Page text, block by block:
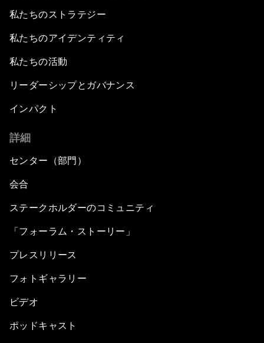
私たちのストラテジー
私たちのアイデンティティ
私たちの活動
リーダーシップとガバナンス
インパクト
詳細
センター（部門）
会合
ステークホルダーのコミュニティ
「フォーラム・ストーリー」
プレスリリース
フォトギャラリー
ビデオ
ポッドキャスト